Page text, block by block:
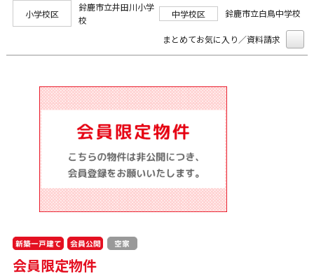
小学校区
鈴鹿市立井田川小学
校
中学校区 鈴鹿市立白鳥中学校
まとめてお気に入り／資料請求
新築一戸建て 会員公開 空家
会員限定物件